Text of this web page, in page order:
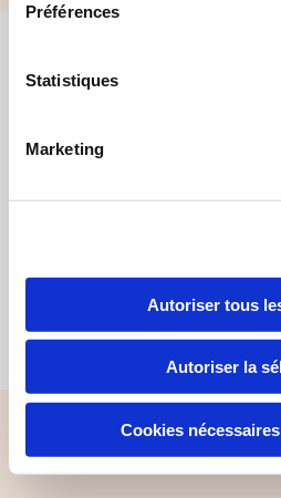
Préférences
Statistiques
Marketing
Autoriser tous
Autoriser la
Cookies
© 2019 - Andelssamfundet i Hjortshøj,